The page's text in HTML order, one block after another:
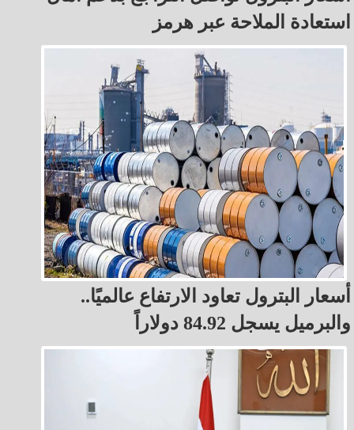
استعادة الملاحة عبر هرمز
أسعار البترول تعاود الارتفاع عالميًا..
والبرميل يسجل 84.92 دولاراً